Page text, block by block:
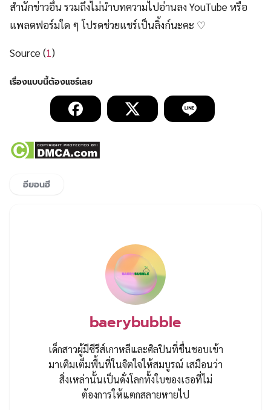
สำนักข่าวอื่น รวมถึงไม่นำบทความไปอ่านลง YouTube หรือ
แพลตฟอร์มใด ๆ โปรดช่วยแชร์เป็นลิ้งก์นะคะ ♡
Source (1)
อียอนฮี
baerybubble
เด็กสาวผู้มีซีรีส์เกาหลีและศิลปินที่ชื่นชอบเข้า
มาเติมเต็มพื้นที่ในจิตใจให้สมบูรณ์ เสมือนว่า
สิ่งเหล่านั้นเป็นดั่งโลกทั้งใบของเธอที่ไม่
ต้องการให้แตกสลายหายไป